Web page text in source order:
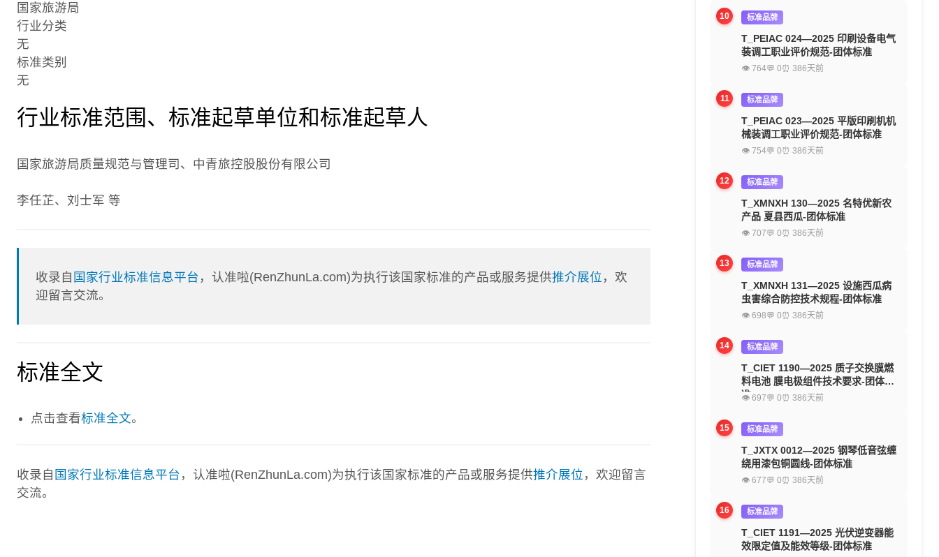
国家旅游局
行业分类
无
标准类别
无
行业标准范围、标准起草单位和标准起草人
国家旅游局质量规范与管理司、中青旅控股股份有限公司
李任芷、刘士军 等
收录自 国家行业标准信息平台 ，认准啦(RenZhunLa.com)为执行该国家标准的产品或服务提供推介展位 ，欢
迎留言交流。
标准全文
点击查看标准全文。
收录自 国家行业标准信息平台 ，认准啦(RenZhunLa.com)为执行该国家标准的产品或服务提供推介展位 ，欢迎留言
交流。
10 标准品牌
T_PEIAC 024—2025 印刷设备电气
装调工职业评价规范-团体标准
👁 764💬 0⏰ 386天前
11 标准品牌
T_PEIAC 023—2025 平版印刷机机
械装调工职业评价规范-团体标准
👁 754💬 0⏰ 386天前
12 标准品牌
T_XMNXH 130—2025 名特优新农
产品 夏县西瓜-团体标准
👁 707💬 0⏰ 386天前
13 标准品牌
T_XMNXH 131—2025 设施西瓜病
虫害综合防控技术规程-团体标准
👁 698💬 0⏰ 386天前
14 标准品牌
T_CIET 1190—2025 质子交换膜燃
料电池 膜电极组件技术要求-团体标
准
👁 697💬 0⏰ 386天前
15 标准品牌
T_JXTX 0012—2025 钢琴低音弦缠
绕用漆包铜圆线-团体标准
👁 677💬 0⏰ 386天前
16 标准品牌
T_CIET 1191—2025 光伏逆变器能
效限定值及能效等级-团体标准